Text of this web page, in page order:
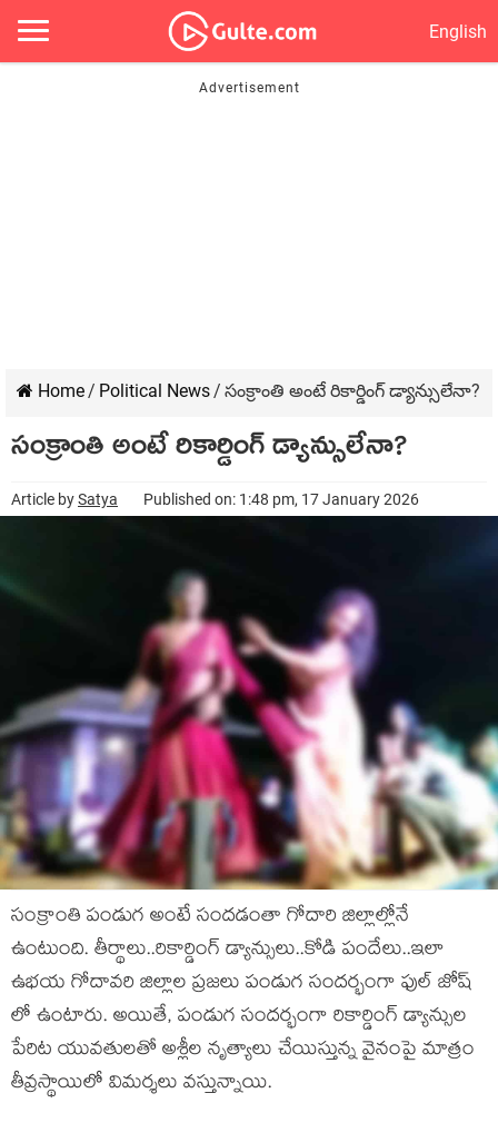
English
Home/ Political News/ సంక్రాంతి అంటే రికార్డింగ్ డ్యాన్సులేనా?
సంక్రాంతి అంటే రికార్డింగ్ డ్యాన్సులేనా?
Article bySatya Published on: 1:48 pm, 17 January 2026
సంక్రాంతి పండుగ అంటే సందడంతా గోదారి జిల్లాల్లోనే
ఉంటుంది. తీర్థాలు..రికార్డింగ్ డ్యాన్సులు..కోడి పందేలు..ఇలా
ఉభయ గోదావరి జిల్లాల ప్రజలు పండుగ సందర్భంగా ఫుల్ జోష్
లో ఉంటారు. అయితే, పండుగ సందర్భంగా రికార్డింగ్ డ్యాన్సుల
పేరిట యువతులతో అశ్లీల నృత్యాలు చేయిస్తున్న వైనంపై మాత్రం
తీవ్రస్థాయిలో విమర్శలు వస్తున్నాయి.